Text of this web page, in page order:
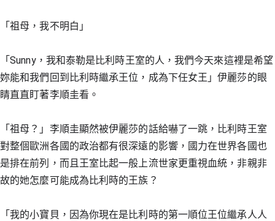
「祖母，我不明白」
「Sunny，我和泰勒是比利時王室的人，我們今天來這裡是希望
妳能和我們回到比利時繼承王位，成為下任女王」伊麗莎的眼
睛直直盯著李順圭看。
「祖母？」李順圭顯然被伊麗莎的話給嚇了一跳，比利時王室
對整個歐洲各國的政治都有很深遠的影響，國力在世界各國也
是排在前列，而且王室比起一般上流世家更重視血統，非親非
故的她怎麼可能成為比利時的王族？
「我的小寶貝，因為你現在是比利時的第一順位王位繼承人人